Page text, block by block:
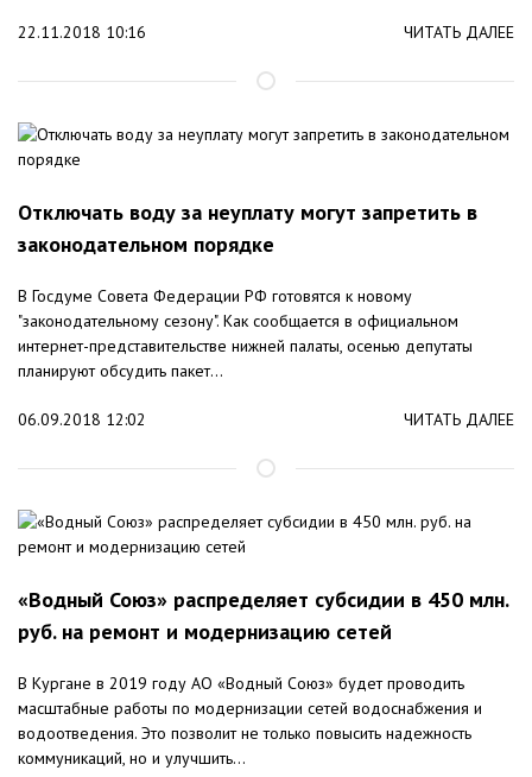
22.11.2018 10:16 ЧИТАТЬ ДАЛЕЕ
Отключать воду за неуплату могут запретить в
законодательном порядке
В Госдуме Совета Федерации РФ готовятся к новому
"законодательному сезону". Как сообщается в официальном
интернет-представительстве нижней палаты, осенью депутаты
планируют обсудить пакет...
06.09.2018 12:02 ЧИТАТЬ ДАЛЕЕ
«Водный Союз» распределяет субсидии в 450 млн.
руб. на ремонт и модернизацию сетей
В Кургане в 2019 году АО «Водный Союз» будет проводить
масштабные работы по модернизации сетей водоснабжения и
водоотведения. Это позволит не только повысить надежность
коммуникаций, но и улучшить...